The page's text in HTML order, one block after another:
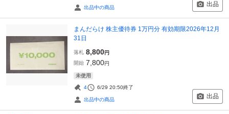
出品中の商品 出品
まんだらけ 株主優待券 1万円分 有効期限2026年12月
31日
落札 8,800円
開始 7,800円
未使用
4 6/29 20:50終了
出品中の商品 出品